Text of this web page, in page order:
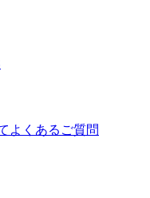
よくあるご質問